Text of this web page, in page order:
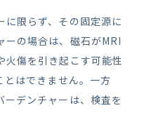
に限らず、その固定源に
ーの場合は、磁石がMRI
火傷を引き起こす可能性
はできません。一方
ーデンチャーは、検査を